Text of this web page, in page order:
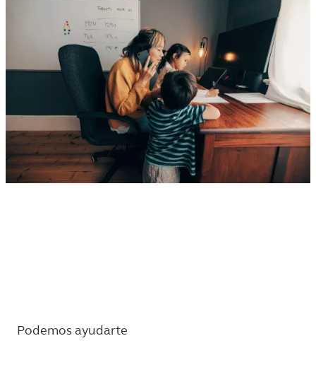
Podemos ayudarte